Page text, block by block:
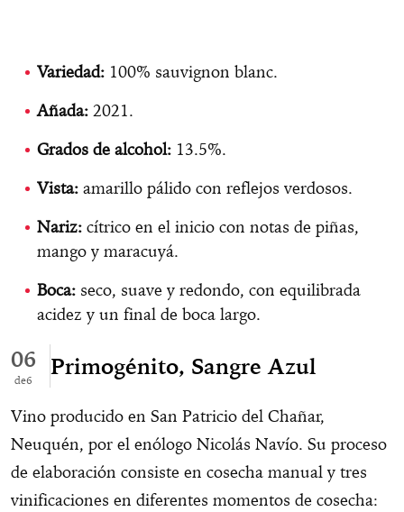
Variedad: 100% sauvignon blanc.
Añada: 2021.
Grados de alcohol: 13.5%.
Vista: amarillo pálido con reflejos verdosos.
Nariz: cítrico en el inicio con notas de piñas,
mango y maracuyá.
Boca: seco, suave y redondo, con equilibrada
acidez y un final de boca largo.
06
6
Primogénito, Sangre Azul
Vino producido en San Patricio del Chañar,
Neuquén, por el enólogo Nicolás Navío. Su proceso
de elaboración consiste en cosecha manual y tres
vinificaciones en diferentes momentos de cosecha: